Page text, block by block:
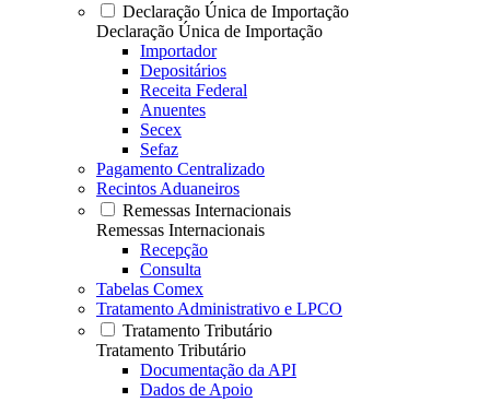
Declaração Única de Importação
Declaração Única de Importação
Importador
Depositários
Receita Federal
Anuentes
Secex
Sefaz
Pagamento Centralizado
Recintos Aduaneiros
Remessas Internacionais
Remessas Internacionais
Recepção
Consulta
Tabelas Comex
Tratamento Administrativo e LPCO
Tratamento Tributário
Tratamento Tributário
Documentação da API
Dados de Apoio